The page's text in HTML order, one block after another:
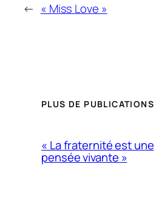
← « Miss Love »
PLUS DE PUBLICATIONS
« La fraternité est une
pensée vivante »